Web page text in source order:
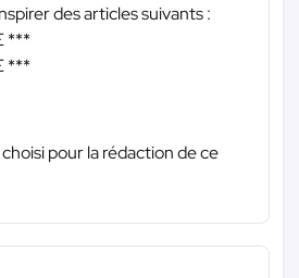
des articles suivants :
***
***
pour la rédaction de ce